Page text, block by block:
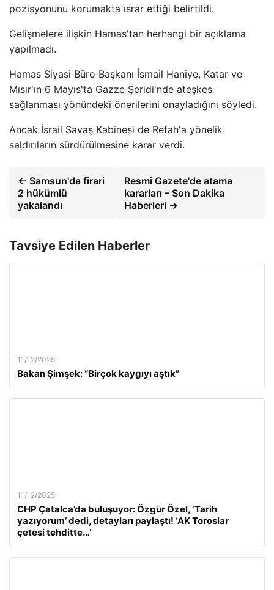
pozisyonunu korumakta ısrar ettiği belirtildi.
Gelişmelere ilişkin Hamas'tan herhangi bir açıklama
yapılmadı.
Hamas Siyasi Büro Başkanı İsmail Haniye, Katar ve
Mısır'ın 6 Mayıs'ta Gazze Şeridi'nde ateşkes
sağlanması yönündeki önerilerini onayladığını söyledi.
Ancak İsrail Savaş Kabinesi de Refah'a yönelik
saldırıların sürdürülmesine karar verdi.
← Samsun'da firari
2 hükümlü
yakalandı
Resmi Gazete'de atama
kararları – Son Dakika
Haberleri →
Tavsiye Edilen Haberler
11/12/2025
Bakan Şimşek: “Birçok kaygıyı aştık”
11/12/2025
CHP Çatalca’da buluşuyor: Özgür Özel, ‘Tarih
yazıyorum’ dedi, detayları paylaştı! ‘AK Toroslar
çetesi tehditte…’